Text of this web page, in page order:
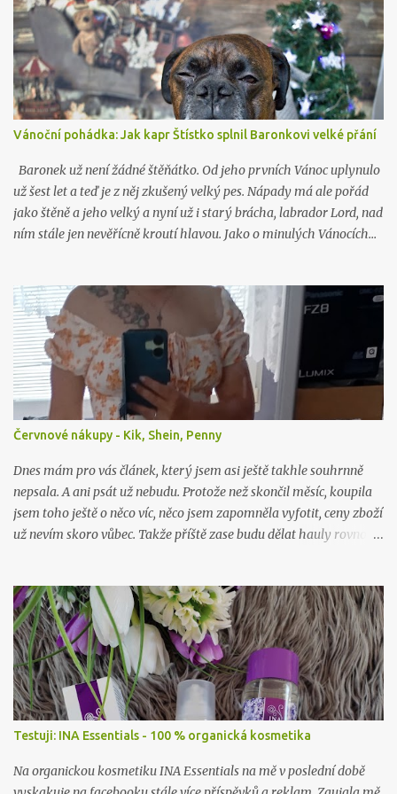
Vánoční pohádka: Jak kapr Štístko splnil Baronkovi velké přání
Baronek už není žádné štěňátko. Od jeho prvních Vánoc uplynulo
už šest let a teď je z něj zkušený velký pes. Nápady má ale pořád
jako štěně a jeho velký a nyní už i starý brácha, labrador Lord, nad
ním stále jen nevěřícně kroutí hlavou. Jako o minulých Vánocích…
Červnové nákupy - Kik, Shein, Penny
Dnes mám pro vás článek, který jsem asi ještě takhle souhrnně
nepsala. A ani psát už nebudu. Protože než skončil měsíc, koupila
jsem toho ještě o něco víc, něco jsem zapomněla vyfotit, ceny zboží
už nevím skoro vůbec. Takže příště zase budu dělat hauly rovnou
Testuji: INA Essentials - 100 % organická kosmetika
Na organickou kosmetiku INA Essentials na mě v poslední době